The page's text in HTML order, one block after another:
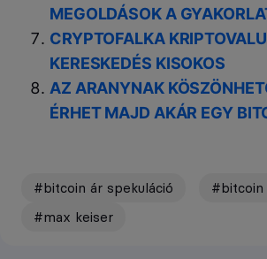
MEGOLDÁSOK A
CRYPTOFALKA
KERESKEDÉS KISOKOS
AZ ARANYNAK
ÉRHET MAJD AKÁR EGY
#bitcoin ár spekuláció #bitcoin
#max keiser